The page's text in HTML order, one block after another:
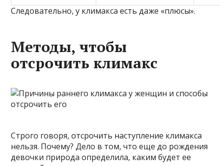
Следовательно, у климакса есть даже «плюсы».
Методы, чтобы
отсрочить климакс
Строго говоря, отсрочить наступление климакса
нельзя. Почему? Дело в том, что еще до рождения
девочки природа определила, каким будет ее